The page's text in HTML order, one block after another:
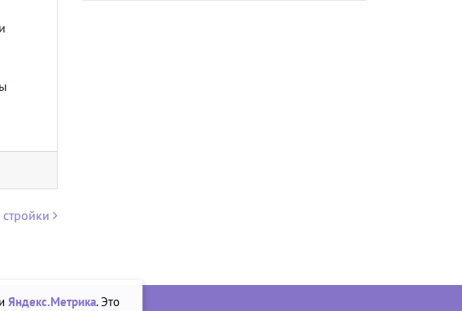
Яндекс.Метрика. Это